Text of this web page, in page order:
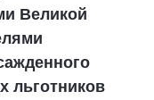
Великой
льготников